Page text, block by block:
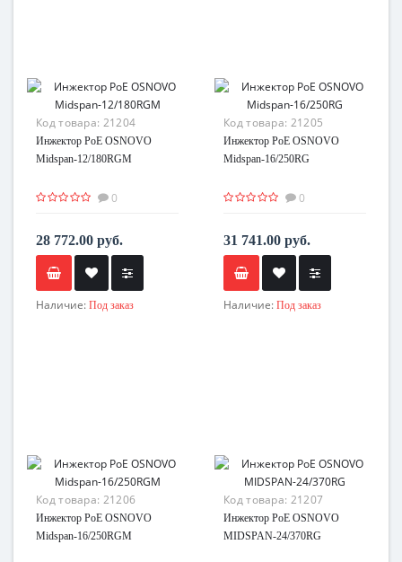
Код товара: 21204
Инжектор PoE OSNOVO
Midspan-12/180RGM
0
28 772.00 руб.
Наличие: Под заказ
Код товара: 21205
Инжектор PoE OSNOVO
Midspan-16/250RG
0
31 741.00 руб.
Наличие: Под заказ
Код товара: 21206
Инжектор PoE OSNOVO
Midspan-16/250RGM
Код товара: 21207
Инжектор PoE OSNOVO
MIDSPAN-24/370RG